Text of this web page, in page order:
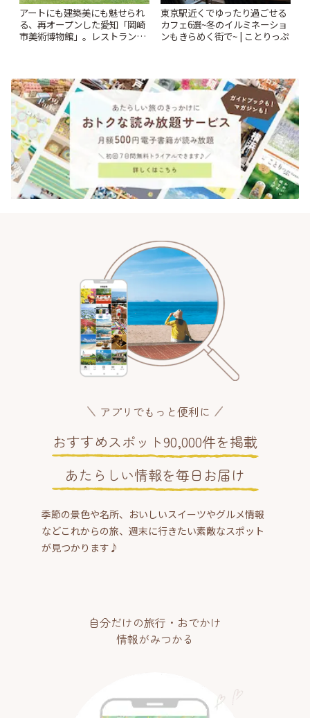
アートにも建築美にも魅せられ
る、再オープンした愛知「岡崎
市美術博物館」。レストランや
東京駅近くでゆったり過ごせる
カフェ6選~冬のイルミネーショ
ンもきらめく街で~ | ことりっぷ
アプリでもっと便利に
おすすめスポット90,000件を掲載
あたらしい情報を毎日お届け
季節の景色や名所、おいしいスイーツやグルメ情報
などこれからの旅、週末に行きたい素敵なスポット
が見つかります♪
自分だけの旅行・おでかけ
情報がみつかる